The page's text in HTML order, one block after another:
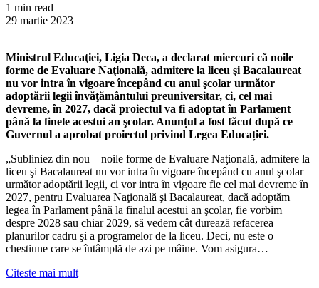
1 min read
29 martie 2023
Ministrul Educaţiei, Ligia Deca, a declarat miercuri că noile
forme de Evaluare Naţională, admitere la liceu şi Bacalaureat
nu vor intra în vigoare începând cu anul şcolar următor
adoptării legii învăţământului preuniversitar, ci, cel mai
devreme, în 2027, dacă proiectul va fi adoptat în Parlament
până la finele acestui an şcolar. Anunțul a fost făcut după ce
Guvernul a aprobat proiectul privind Legea Educației.
„Subliniez din nou – noile forme de Evaluare Naţională, admitere la
liceu şi Bacalaureat nu vor intra în vigoare începând cu anul şcolar
următor adoptării legii, ci vor intra în vigoare fie cel mai devreme în
2027, pentru Evaluarea Naţională şi Bacalaureat, dacă adoptăm
legea în Parlament până la finalul acestui an şcolar, fie vorbim
despre 2028 sau chiar 2029, să vedem cât durează refacerea
planurilor cadru şi a programelor de la liceu. Deci, nu este o
chestiune care se întâmplă de azi pe mâine. Vom asigura…
Citeste mai mult